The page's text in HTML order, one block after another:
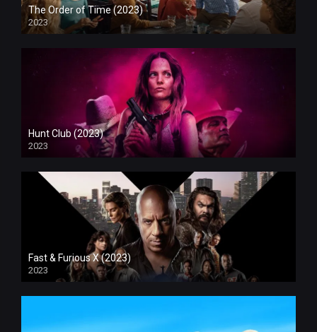
The Order of Time (2023)
2023
Hunt Club (2023)
2023
Fast & Furious X (2023)
2023